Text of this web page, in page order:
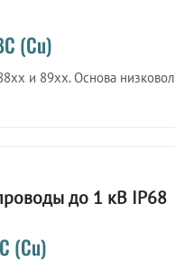
(Cu)
и 89xx. Основа
до 1 кВ IP68
(Cu)